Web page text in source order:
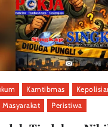
Kamtibmas
Masyarakat Peristiwa